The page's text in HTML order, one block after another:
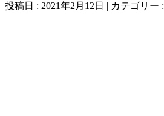
投稿日 : 2021年2月12日 | カテゴリー :